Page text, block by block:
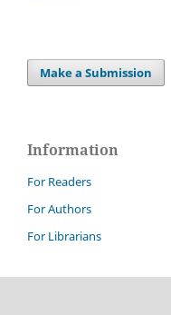
Make a Submission
Information
For Readers
For Authors
For Librarians